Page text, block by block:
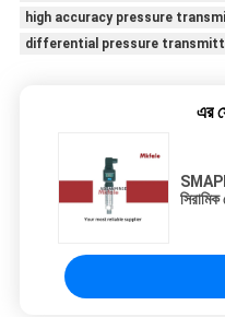
high accuracy pressure
differential pressure
এর